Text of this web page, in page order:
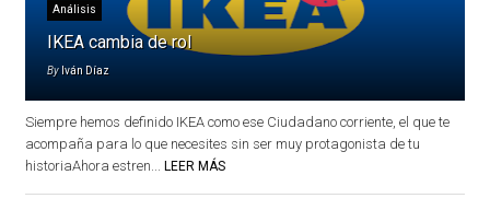
Análisis
IKEA cambia de rol
By Iván Díaz
Siempre hemos definido IKEA como ese Ciudadano corriente, el que te
acompaña para lo que necesites sin ser muy protagonista de tu
historiaAhora estren... LEER MÁS